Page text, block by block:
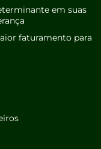
em suas
faturamento para